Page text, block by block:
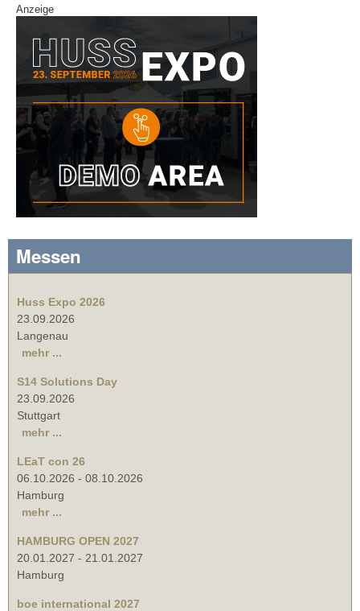
Anzeige
Messen
Huss Expo 2026
23.09.2026
Langenau
mehr ...
S14 Solutions Day
23.09.2026
Stuttgart
mehr ...
LEaT con 26
06.10.2026 - 08.10.2026
Hamburg
mehr ...
HAMBURG OPEN 2027
20.01.2027 - 21.01.2027
Hamburg
boe international 2027